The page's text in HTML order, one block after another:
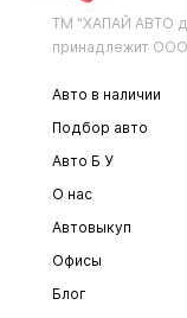
ТМ "ХАПАЙ АВТО
принадлежит
Авто в наличии
Подбор авто
Авто Б У
О нас
Автовыкуп
Офисы
Блог